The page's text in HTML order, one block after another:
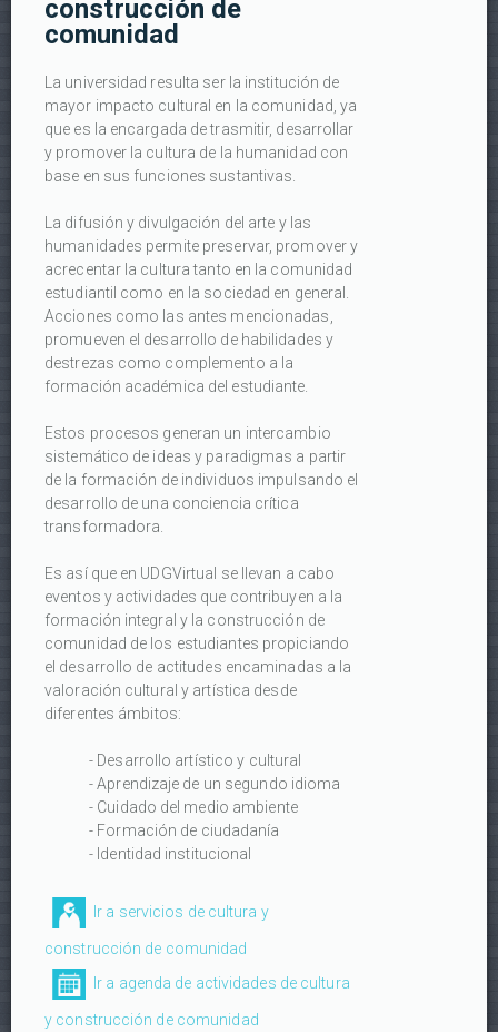
construcción de
comunidad
La universidad resulta ser la institución de
mayor impacto cultural en la comunidad, ya
que es la encargada de trasmitir, desarrollar
y promover la cultura de la humanidad con
base en sus funciones sustantivas.
La difusión y divulgación del arte y las
humanidades permite preservar, promover y
acrecentar la cultura tanto en la comunidad
estudiantil como en la sociedad en general.
Acciones como las antes mencionadas,
promueven el desarrollo de habilidades y
destrezas como complemento a la
formación académica del estudiante.
Estos procesos generan un intercambio
sistemático de ideas y paradigmas a partir
de la formación de individuos impulsando el
desarrollo de una conciencia crítica
transformadora.
Es así que en UDGVirtual se llevan a cabo
eventos y actividades que contribuyen a la
formación integral y la construcción de
comunidad de los estudiantes propiciando
el desarrollo de actitudes encaminadas a la
valoración cultural y artística desde
diferentes ámbitos:
- Desarrollo artístico y cultural
- Aprendizaje de un segundo idioma
- Cuidado del medio ambiente
- Formación de ciudadanía
- Identidad institucional
Ir a servicios de cultura y
construcción de comunidad
Ir a agenda de actividades de cultura
y construcción de comunidad